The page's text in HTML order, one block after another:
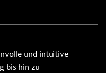
und intuitive
bis hin zu